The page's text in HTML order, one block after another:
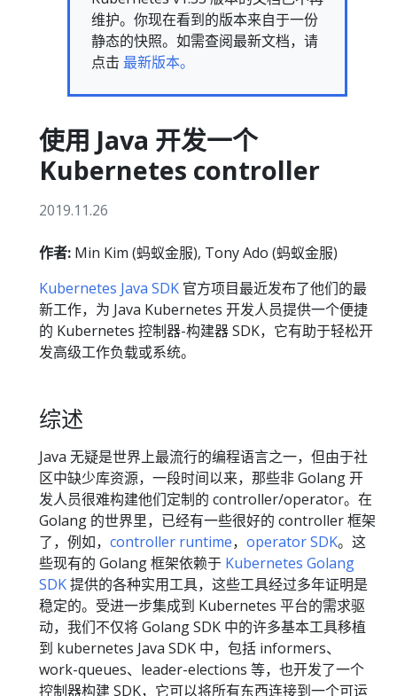
维护。你现在看到的版本来自于一份
静态的快照。如需查阅最新文档，请
点击 最新版本。
使用 Java 开发一个
Kubernetes controller
2019.11.26
作者: Min Kim (蚂蚁金服), Tony Ado (蚂蚁金服)
Kubernetes Java SDK 官方项目最近发布了他们的最
新工作，为 Java Kubernetes 开发人员提供一个便捷
的 Kubernetes 控制器-构建器 SDK，它有助于轻松开
发高级工作负载或系统。
综述
Java 无疑是世界上最流行的编程语言之一，但由于社
区中缺少库资源，一段时间以来，那些非 Golang 开
发人员很难构建他们定制的 controller/operator。在
Golang 的世界里，已经有一些很好的 controller 框架
了，例如， controller runtime， operator SDK。这
些现有的 Golang 框架依赖于 Kubernetes Golang
SDK提供的各种实用工具，这些工具经过多年证明是
稳定的。受进一步集成到 Kubernetes 平台的需求驱
动，我们不仅将 Golang SDK 中的许多基本工具移植
到 kubernetes Java SDK 中，包括 informers、
work-queues、leader-elections 等，也开发了一个
控制器构建 SDK，它可以将所有东西连接到一个可运